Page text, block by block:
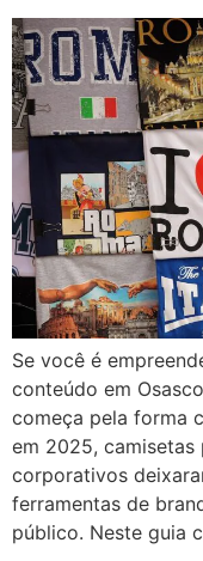
Se você é
conteúdo em
começa pela forma
em 2025, camisetas
corporativos
ferramentas de
público. Neste guia